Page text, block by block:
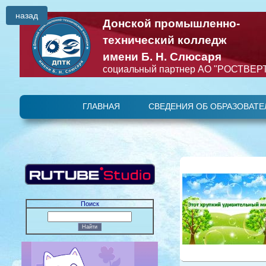
Донской промышленно-
технический колледж
имени Б. Н. Слюсаря
социальный партнер АО
ГЛАВНАЯ СВЕДЕНИЯ ОБ
Поиск
назад